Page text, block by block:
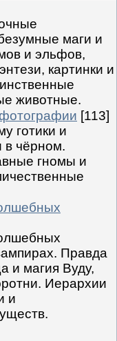
маги и
и эльфов,
картинки и
животные.
[113]
готики и
в чёрном.
гномы и
Правда
и магия Вуду,
Иерархии
и